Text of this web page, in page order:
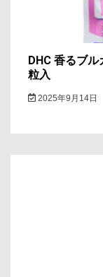
DHC 香るブ
粒入
2025年9月14日